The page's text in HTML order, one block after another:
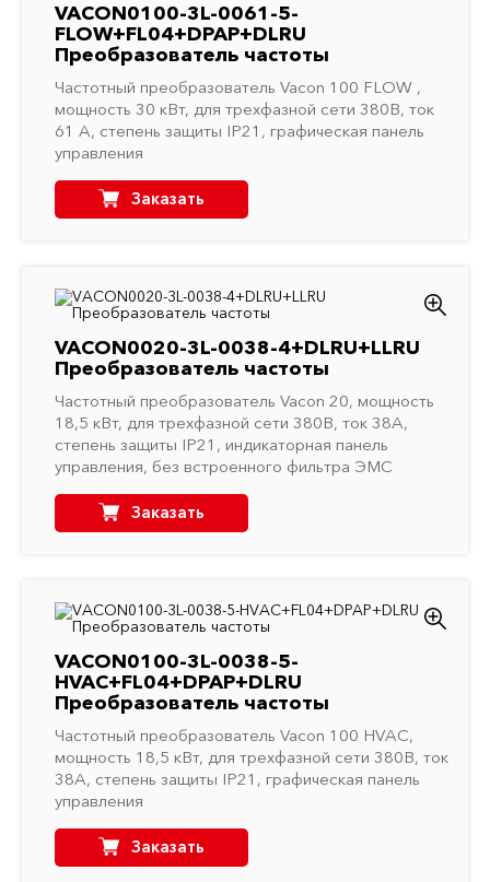
VACON0100-3L-0061-5-
FLOW+FL04+DPAP+DLRU
Преобразователь частоты
Частотный преобразователь Vacon 100 FLOW ,
мощность 30 кВт, для трехфазной сети 380В, ток
61 A, степень защиты IP21, графическая панель
управления
Заказать
VACON0020-3L-0038-4+DLRU+LLRU
Преобразователь частоты
Частотный преобразователь Vacon 20, мощность
18,5 кВт, для трехфазной сети 380В, ток 38A,
степень защиты IP21, индикаторная панель
управления, без встроенного фильтра ЭМС
Заказать
VACON0100-3L-0038-5-
HVAC+FL04+DPAP+DLRU
Преобразователь частоты
Частотный преобразователь Vacon 100 HVAC,
мощность 18,5 кВт, для трехфазной сети 380В, ток
38A, степень защиты IP21, графическая панель
управления
Заказать